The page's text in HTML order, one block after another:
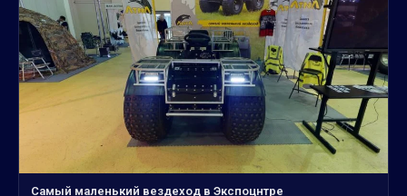
Самый маленький вездеход в Экспоцнтре